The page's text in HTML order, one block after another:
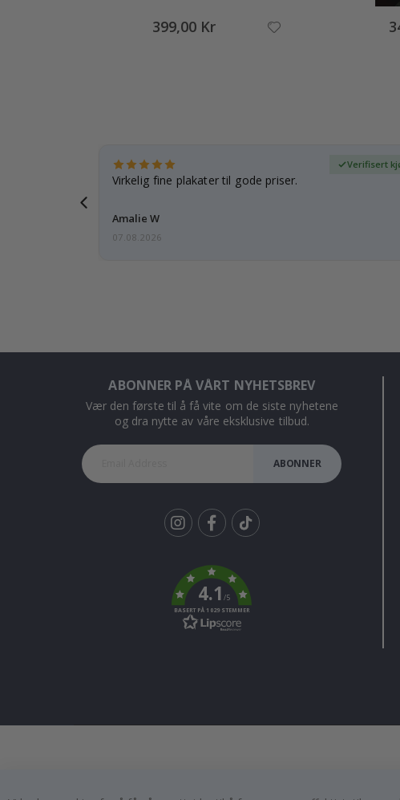
399,00 Kr
Virkelig fine plakater til gode priser.
Amalie W
Verifisert
07.08.2026
ABONNER PÅ VÅRT NYHETSBREV
Vær den første til å få vite om de siste nyhetene
og dra nytte av våre eksklusive tilbud.
ABONNER
k
4.1/5
BASERT PÅ 1029 STEMMER